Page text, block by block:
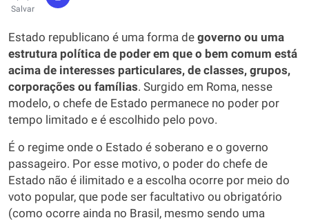
Salvar
Estado republicano é uma forma de governo ou uma
estrutura política de poder em que o bem comum está
acima de interesses particulares, de classes, grupos,
corporações ou famílias. Surgido em Roma, nesse
modelo, o chefe de Estado permanece no poder por
tempo limitado e é escolhido pelo povo.
É o regime onde o Estado é soberano e o governo
passageiro. Por esse motivo, o poder do chefe de
Estado não é ilimitado e a escolha ocorre por meio do
voto popular, que pode ser facultativo ou obrigatório
(como ocorre ainda no Brasil, mesmo sendo uma